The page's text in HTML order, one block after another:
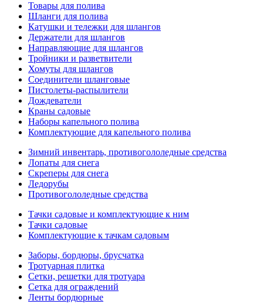
Товары для полива
Шланги для полива
Катушки и тележки для шлангов
Держатели для шлангов
Направляющие для шлангов
Тройники и разветвители
Хомуты для шлангов
Соединители шланговые
Пистолеты-распылители
Дождеватели
Краны садовые
Наборы капельного полива
Комплектующие для капельного полива
Зимний инвентарь, противогололедные средства
Лопаты для снега
Скреперы для снега
Ледорубы
Противогололедные средства
Тачки садовые и комплектующие к ним
Тачки садовые
Комплектующие к тачкам садовым
Заборы, бордюры, брусчатка
Тротуарная плитка
Сетки, решетки для тротуара
Сетка для ограждений
Ленты бордюрные